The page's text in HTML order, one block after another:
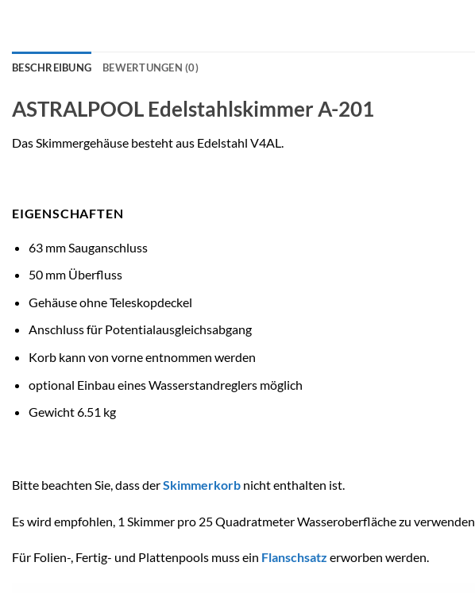
BESCHREIBUNG BEWERTUNGEN (0)
ASTRALPOOL Edelstahlskimmer A-201
Das Skimmergehäuse besteht aus Edelstahl V4AL.
EIGENSCHAFTEN
63 mm Sauganschluss
50 mm Überfluss
Gehäuse ohne Teleskopdeckel
Anschluss für Potentialausgleichsabgang
Korb kann von vorne entnommen werden
optional Einbau eines Wasserstandreglers möglich
Gewicht 6.51 kg
Bitte beachten Sie, dass derSkimmerkorb nicht enthalten ist.
Es wird empfohlen, 1 Skimmer pro 25 Quadratmeter Wasseroberfläche zu verwenden.
Für Folien-, Fertig- und Plattenpools muss ein Flanschsatz erworben werden.